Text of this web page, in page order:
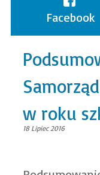
Facebook
w roku
18 Lipiec 2016